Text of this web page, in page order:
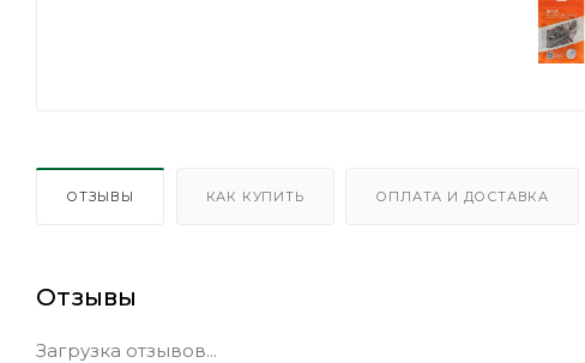
ОТЗЫВЫ КАК КУПИТЬ ОПЛАТА И ДОСТАВКА
Отзывы
Загрузка отзывов...